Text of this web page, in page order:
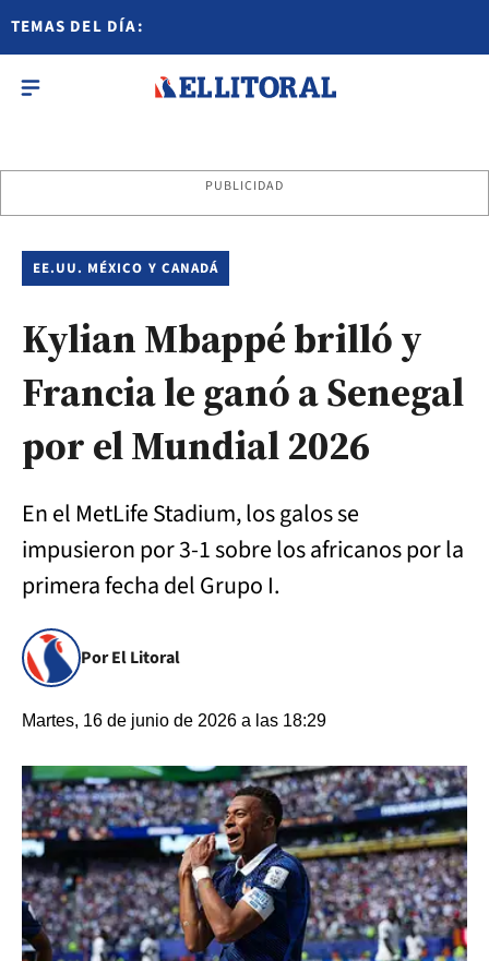
TEMAS DEL DÍA:
PUBLICIDAD
EE.UU. MÉXICO Y CANADÁ
Kylian Mbappé brilló y
Francia le ganó a Senegal
por el Mundial 2026
En el MetLife Stadium, los galos se
impusieron por 3-1 sobre los africanos por la
primera fecha del Grupo I.
Por El Litoral
Martes, 16 de junio de 2026 a las 18:29